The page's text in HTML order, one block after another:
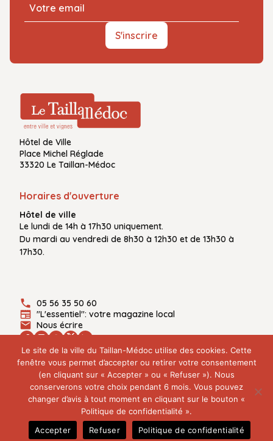
S'inscrire
Hôtel de Ville
Place Michel Réglade
33320 Le Taillan-Médoc
Horaires d'ouverture
Hôtel de ville
Le lundi de 14h à 17h30 uniquement.
Du mardi au vendredi de 8h30 à 12h30 et de 13h30 à
17h30.
05 56 35 50 60
"L'essentiel": votre magazine local
Nous écrire
© 2026 Ville du Taillan-Médoc - Tous droits réservés
Plan du site
Mentions légales
Politique de confidentialité
Le site de la ville du Taillan-Médoc utilise des cookies. Cette
fenêtre vous permet d’accepter ou retirer votre consentement
(en cliquant sur « Accepter » ou « Refuser »). Nous
conserverons votre choix pendant 6 mois. Vous pouvez
changer d’avis à tout moment en cliquant sur le bouton «
Politique de confidentialité ».
Accepter
Refuser Politique de confidentialité